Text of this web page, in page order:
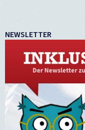
NEWSLETTER